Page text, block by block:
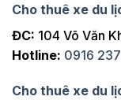
Cho thuê xe du
ĐC: 104 Võ Văn
Hotline: 0916
Cho thuê xe du